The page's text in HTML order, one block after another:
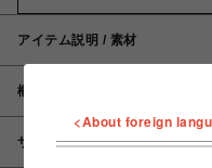
アイテム説明 / 素材
概要
サイズ
<About foreign